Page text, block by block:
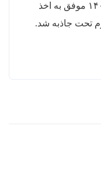
گروه تجاری آکام در تاریخ ۲ بهمن ۱۴۰۳ موفق به اخذ
تحت جاذبه شد.